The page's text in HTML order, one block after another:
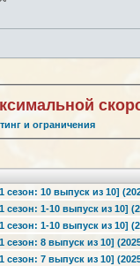
и ограничения
сезон: 10 выпуск из 10]
сезон: 1-10 выпуск из 10]
сезон: 1-10 выпуск из 10]
сезон: 8 выпуск из 10]
сезон: 7 выпуск из 10]